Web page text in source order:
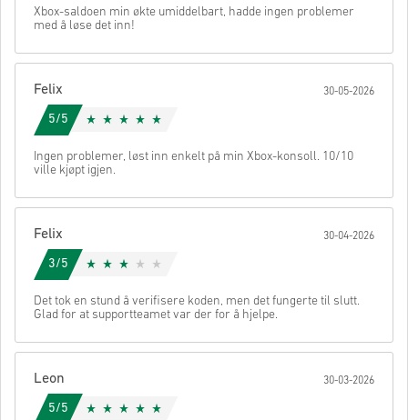
• Velg ønsket betalingsmetode
• Fullfør bestillingen
Når det er gjort, får du en e-post med en sikker lenke for å få
Avbryt Send
Xbox-saldoen min økte umiddelbart, hadde ingen problemer
med å løse det inn!
Felix 30-05-2026
5/5
Ingen problemer, løst inn enkelt på min Xbox-konsoll. 10/10
ville kjøpt igjen.
Felix 30-04-2026
3/5
Det tok en stund å verifisere koden, men det fungerte til slutt.
Glad for at supportteamet var der for å hjelpe.
Leon 30-03-2026
5/5